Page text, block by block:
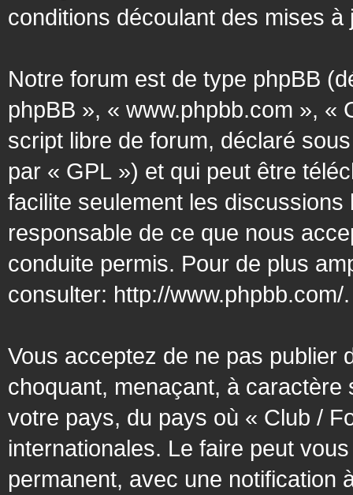
conditions découlant des mises
Notre forum est de type phpBB
phpBB », « www.phpbb.com », «
script libre de forum, déclaré
par « GPL ») et qui peut être
facilite seulement les
responsable de ce que nous
conduite permis. Pour de plus
consulter: http://www.phpbb.com/.
Vous acceptez de ne pas publier
choquant, menaçant, à
votre pays, du pays où « Club /
internationales. Le faire peut
permanent, avec une notification